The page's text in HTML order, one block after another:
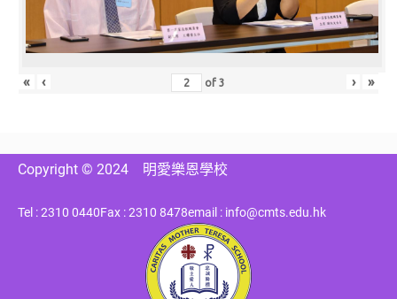
« ‹ of3 › »
Copyright © 2024 明愛樂恩學校
Tel : 2310 0440Fax : 2310 8478email : info@cmts.edu.hk